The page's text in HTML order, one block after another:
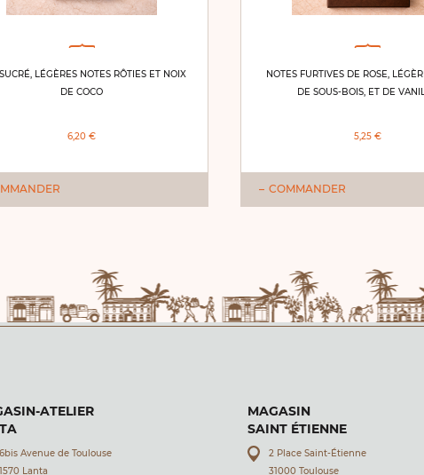
LÉGÈRES NOTES RÔTIES ET NOIX
DE COCO
6,20 €
NOTES FURTIVES DE ROSE,
DE SOUS-BOIS, ET DE
5,25 €
COMMANDER
ATELIER
Avenue de Toulouse
Lanta
MAGASIN
SAINT ÉTIENNE
2 Place Saint-Étienne
31000 Toulouse